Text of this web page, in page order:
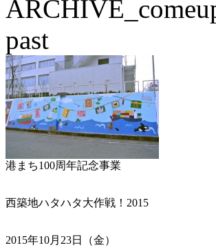
past
港まち100周年記念事業
西築地ハタハタ大作戦！2015
2015年10月23日（金）